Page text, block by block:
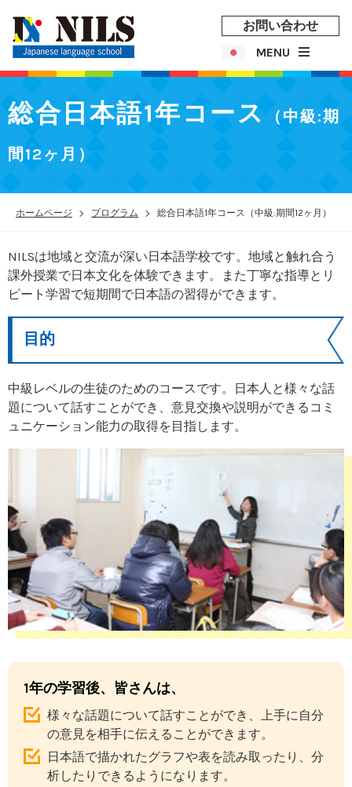
お問い合わせ
MENU
総合日本語1年コース （中級:期
間12ヶ月）
ホームページ プログラム 総合日本語1年コース（中級:期間12ヶ月）
NILSは地域と交流が深い日本語学校です。地域と触れ合う
課外授業で日本文化を体験できます。また丁寧な指導とリ
ピート学習で短期間で日本語の習得ができます。
目的
中級レベルの生徒のためのコースです。日本人と様々な話
題について話すことができ、意見交換や説明ができるコミ
ュニケーション能力の取得を目指します。
1年の学習後、皆さんは、
様々な話題について話すことができ、上手に自分
の意見を相手に伝えることができます。
日本語で描かれたグラフや表を読み取ったり、分
析したりできるようになります。